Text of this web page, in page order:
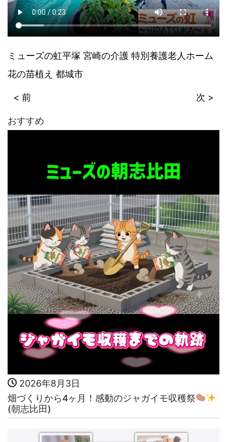
ミューズの虹平塚 宮崎の介護 特別養護老人ホーム
花の苗植え 都城市
< 前 次 >
おすすめ
2026年8月3日
畑づくりから4ヶ月！感動のジャガイモ収穫祭
(朝志比田)